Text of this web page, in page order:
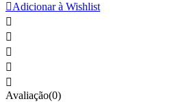
Adicionar à Wishlist





Avaliação(0)